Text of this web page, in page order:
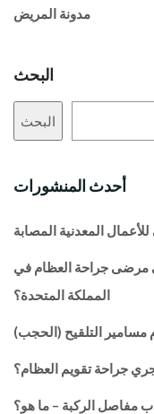
مدونة المريض
البحث
البحث
أحدث المنشورات
المعدنية المصابة
الحقيقي لأزمة كوفيد-19 على مرضى جراحة العظام في
المملكة المتحدة؟
مسامير التلقيح (الحجب)
جراحة تقويم العظام؟
مفاصل الركبة – ما هو؟